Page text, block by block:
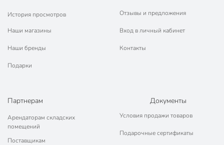
История просмотров
Наши магазины
Наши бренды
Подарки
Отзывы и предложения
Вход в личный кабинет
Контакты
Партнерам
Арендаторам складских
помещений
Поставщикам
Документы
Условия продажи товаров
Подарочные сертификаты